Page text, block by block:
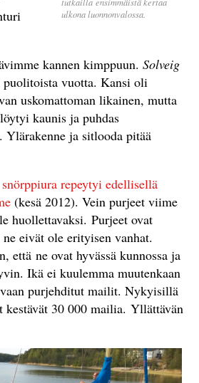
ulkona luonnonvalossa.
kannen kimppuun. Solveig
vuotta. Kansi oli
uskomattoman likainen, mutta
kaunis ja puhdas
Ylärakenne ja sitlooda pitää
snörppiura repeytyi edellisellä
(kesä 2012). Vein purjeet viime
huollettavaksi. Purjeet ovat
eivät ole erityisen vanhat.
että ne ovat hyvässä kunnossa ja
Ikä ei kuulemma muutenkaan
purjehditut mailit. Nykyisillä
kestävät 30 000 mailia. Yllättävän